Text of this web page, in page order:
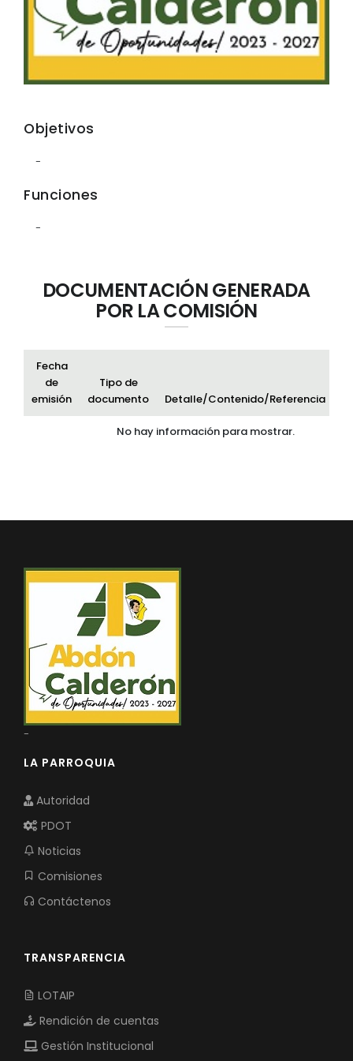
Objetivos
-
Funciones
-
DOCUMENTACIÓN GENERADA
POR LA COMISIÓN
Fecha
de
emisión
Tipo de
documento
Detalle/Contenido/Referencia
No hay información para mostrar.
-
LA PARROQUIA
Autoridad
PDOT
Noticias
Comisiones
Contáctenos
TRANSPARENCIA
LOTAIP
Rendición de cuentas
Gestión Institucional